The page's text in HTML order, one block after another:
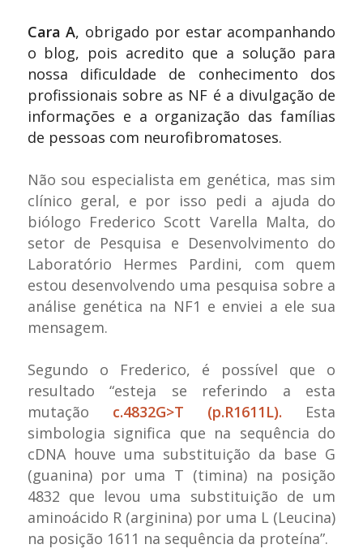
Cara A, obrigado por estar acompanhando
o blog, pois acredito que a solução para
nossa dificuldade de conhecimento dos
profissionais sobre as NF é a divulgação de
informações e a organização das famílias
de pessoas com neurofibromatoses.
Não sou especialista em genética, mas sim
clínico geral, e por isso pedi a ajuda do
biólogo Frederico Scott Varella Malta, do
setor de Pesquisa e Desenvolvimento do
Laboratório Hermes Pardini, com quem
estou desenvolvendo uma pesquisa sobre a
análise genética na NF1 e enviei a ele sua
mensagem.
Segundo o Frederico, é possível que o
resultado “esteja se referindo a esta
mutação
c.4832G>T (p.R1611L).
Esta
simbologia significa que na sequência do
cDNA houve uma substituição da base G
(guanina) por uma T (timina) na posição
4832 que levou uma substituição de um
aminoácido R (arginina) por uma L (Leucina)
na posição 1611 na sequência da proteína”.